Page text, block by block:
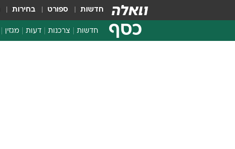
חדשות ספורט בחירות
כסף חדשות צרכנות דעות מגזין